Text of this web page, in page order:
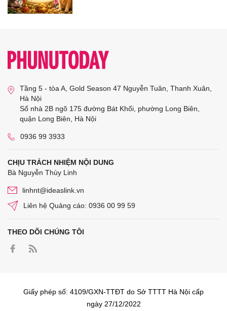
Tầng 5 - tòa A, Gold Season 47 Nguyễn Tuân, Thanh Xuân,
Hà Nội
Số nhà 2B ngõ 175 đường Bát Khối, phường Long Biên,
quận Long Biên, Hà Nội
0936 99 3933
CHỊU TRÁCH NHIỆM NỘI DUNG
Bà Nguyễn Thùy Linh
linhnt@ideaslink.vn
Liên hệ Quảng cáo: 0936 00 99 59
THEO DÕI CHÚNG TÔI
Giấy phép số: 4109/GXN-TTĐT do Sở TTTT Hà Nội cấp
ngày 27/12/2022